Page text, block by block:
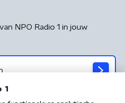
NPO Radio 1 in jouw